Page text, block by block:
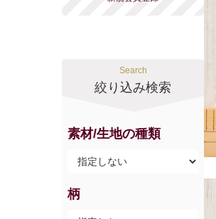
Search
絞り込み検索
素材/生地の種類
柄